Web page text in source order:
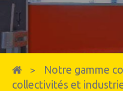
> Notre gamme
collectivités et